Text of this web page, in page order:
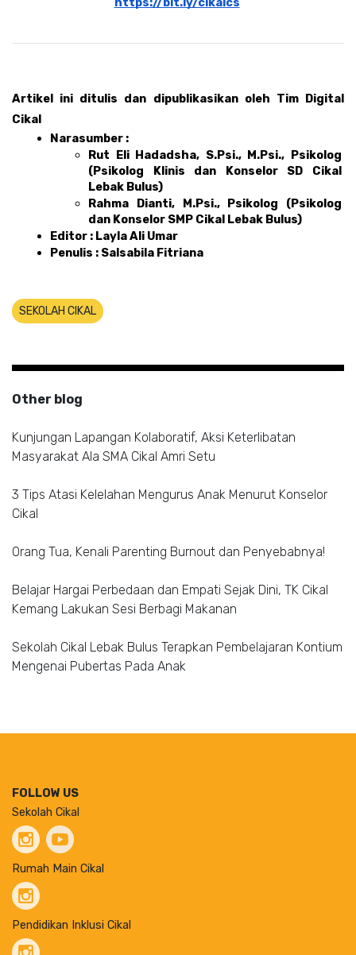
Artikel ini ditulis dan dipublikasikan oleh Tim Digital
Cikal
Narasumber :
Rut Eli Hadadsha, S.Psi., M.Psi., Psikolog
(Psikolog Klinis dan Konselor SD Cikal
Lebak Bulus)
Rahma Dianti, M.Psi., Psikolog (Psikolog
dan Konselor SMP Cikal Lebak Bulus)
Editor : Layla Ali Umar
Penulis : Salsabila Fitriana
SEKOLAH CIKAL
Other blog
Kunjungan Lapangan Kolaboratif, Aksi Keterlibatan
Masyarakat Ala SMA Cikal Amri Setu
3 Tips Atasi Kelelahan Mengurus Anak Menurut Konselor
Cikal
Orang Tua, Kenali Parenting Burnout dan Penyebabnya!
Belajar Hargai Perbedaan dan Empati Sejak Dini, TK Cikal
Kemang Lakukan Sesi Berbagi Makanan
Sekolah Cikal Lebak Bulus Terapkan Pembelajaran Kontium
Mengenai Pubertas Pada Anak
FOLLOW US
Sekolah Cikal
Rumah Main Cikal
Pendidikan Inklusi Cikal